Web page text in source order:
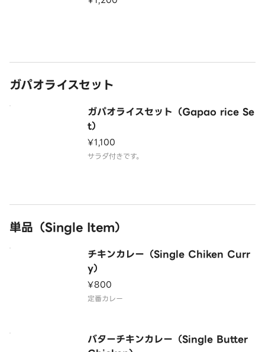
ガパオライスセット
ガパオライスセット（Gapao rice Se
t）
¥1,100
サラダ付きです。
単品（Single Item）
チキンカレー（Single Chiken Curr
y）
¥800
定番カレー
バターチキンカレー（Single Butter